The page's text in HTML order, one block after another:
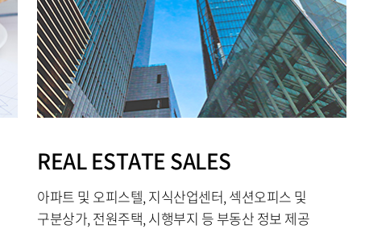
REAL ESTATE SALES
아파트 및 오피스텔, 지식산업센터, 섹션오피스 및
구분상가, 전원주택, 시행부지 등 부동산 정보 제공